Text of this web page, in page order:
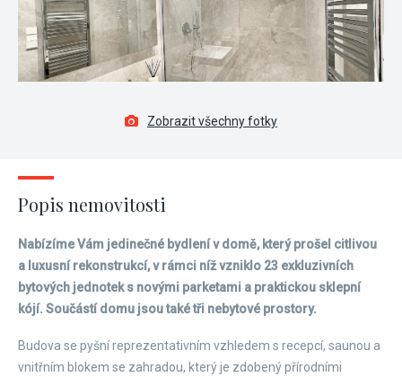
Zobrazit všechny fotky
Popis nemovitosti
Nabízíme Vám jedinečné bydlení v domě, který prošel citlivou
a luxusní rekonstrukcí, v rámci níž vzniklo 23 exkluzivních
bytových jednotek s novými parketami a praktickou sklepní
kójí. Součástí domu jsou také tři nebytové prostory.
Budova se pyšní reprezentativním vzhledem s recepcí, saunou a
vnitřním blokem se zahradou, který je zdobený přírodními